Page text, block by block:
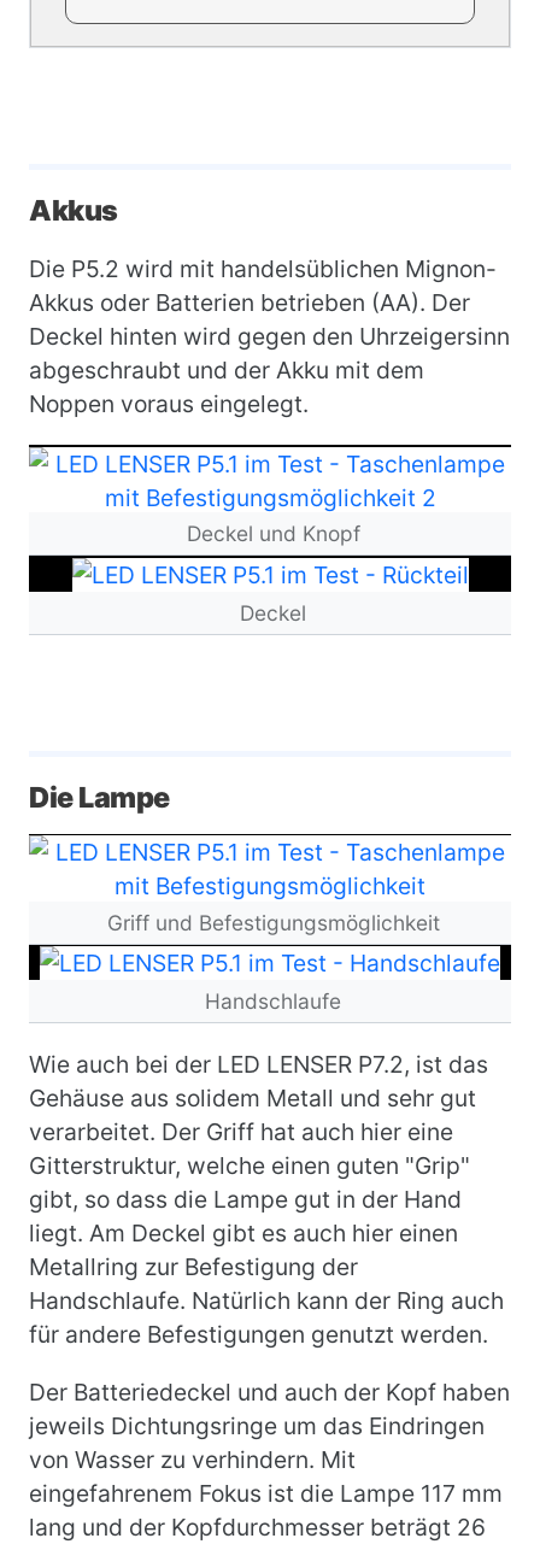
Akkus
Die P5.2 wird mit handelsüblichen Mignon-
Akkus oder Batterien betrieben (AA). Der
Deckel hinten wird gegen den Uhrzeigersinn
abgeschraubt und der Akku mit dem
Noppen voraus eingelegt.
Bild
Deckel und Knopf
Deckel
Die Lampe
Bild
Griff und Befestigungsmöglichkeit
Bild
Handschlaufe
Wie auch bei der LED LENSER P7.2, ist das
Gehäuse aus solidem Metall und sehr gut
verarbeitet. Der Griff hat auch hier eine
Gitterstruktur, welche einen guten "Grip"
gibt, so dass die Lampe gut in der Hand
liegt. Am Deckel gibt es auch hier einen
Metallring zur Befestigung der
Handschlaufe. Natürlich kann der Ring auch
für andere Befestigungen genutzt werden.
Der Batteriedeckel und auch der Kopf haben
jeweils Dichtungsringe um das Eindringen
von Wasser zu verhindern. Mit
eingefahrenem Fokus ist die Lampe 117 mm
lang und der Kopfdurchmesser beträgt 26